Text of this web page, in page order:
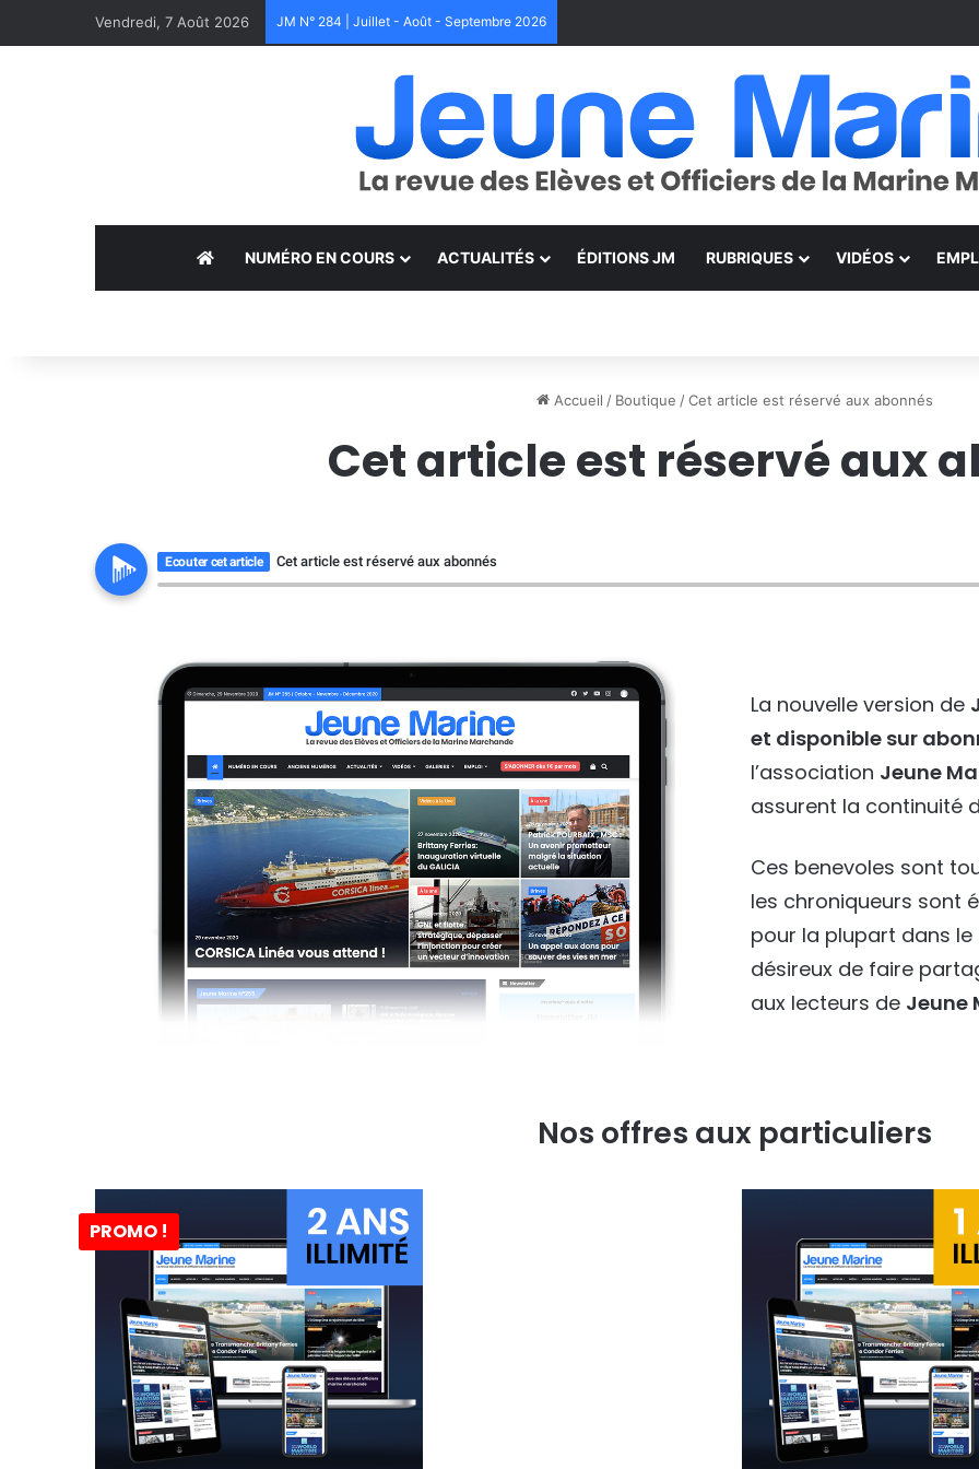
Vendredi, 7 Août 2026 JM N° 284 | Juillet - Août - Septembre 2026
NUMÉRO EN COURS ACTUALITÉS ÉDITIONS JM RUBRIQUES VIDÉOS
Accueil / Boutique / Cet article est réservé aux abonnés
Cet article est réservé aux
Ecouter cet article Cet article est réservé aux abonnés
La nouvelle version de
et disponible sur
l’association Jeune
assurent la continuité
Ces benevoles sont
les chroniqueurs sont
pour la plupart dans
désireux de faire
aux lecteurs de Jeune
Nos offres aux particuliers
PROMO !